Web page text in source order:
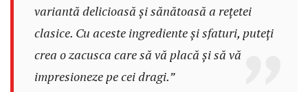
variantă delicioasă și sănătoasă a rețetei
clasice. Cu aceste ingrediente și sfaturi, puteți
crea o zacusca care să vă placă și să vă
impresioneze pe cei dragi.”